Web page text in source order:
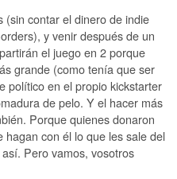
(sin contar el dinero de indie
y venir después de un
el juego en 2 porque
grande (como tenía que ser
político en el propio kickstarter
de pelo. Y el hacer más
Porque quienes donaron
hagan con él lo que les sale del
Pero vamos, vosotros